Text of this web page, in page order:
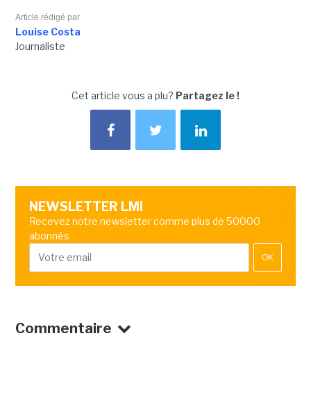
Article rédigé par
Louise Costa
Journaliste
Cet article vous a plu? Partagez le !
NEWSLETTER LMI
Recevez notre newsletter comme plus de 50000
abonnés
OK
Commentaire